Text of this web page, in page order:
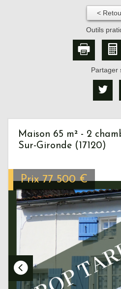
<
Outils
Partager
Maison 65 m² - 2
Sur-Gironde (17120)
Prix 77 500 €